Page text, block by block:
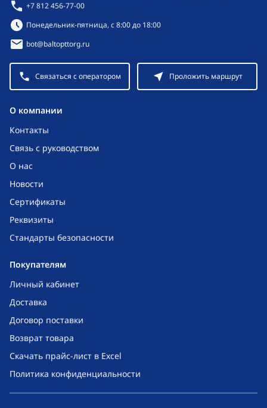
O компании
Контакты
Связь с руководством
О нас
Новости
Сертификаты
Реквизиты
Стандарты безопасности
Покупателям
Личный кабинет
Доставка
Договор поставки
Возврат товара
Скачать прайс-лист в Excel
Политика конфиденциальности
+7 812 456-77-00
Режим работы:
Понедельник-пятница, с 8:00 до 18:00
bot@baltopttorg.ru
Связаться с оператором Проложить маршрут